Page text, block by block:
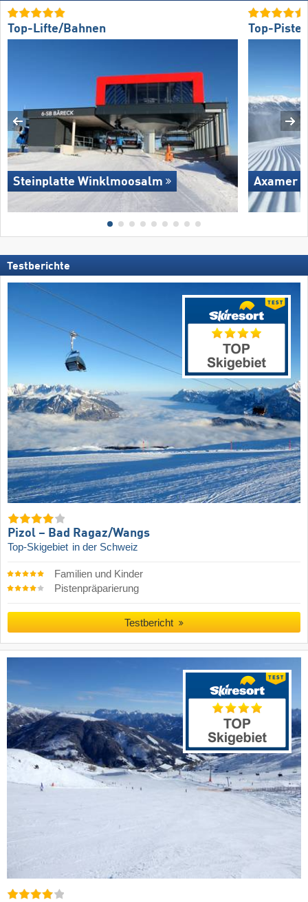
Top-Lifte/Bahnen
Steinplatte Winklmoosalm
Top-
Axamer
Testberichte
Pizol – Bad Ragaz/​Wangs
Top-Skigebiet in der Schweiz
Familien und Kinder
Pistenpräparierung
Testbericht